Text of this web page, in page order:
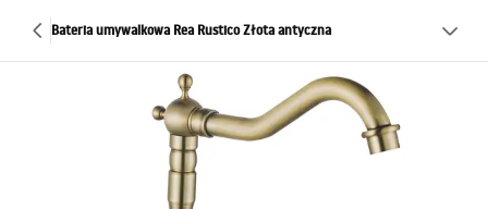
Bateria umywalkowa Rea Rustico Złota antyczna